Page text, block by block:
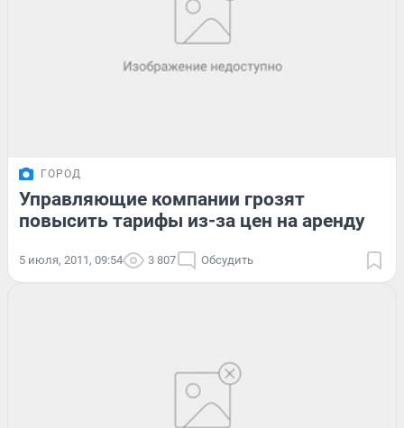
ГОРОД
Управляющие компании грозят
повысить тарифы из-за цен на аренду
5 июля, 2011, 09:54 3 807 Обсудить